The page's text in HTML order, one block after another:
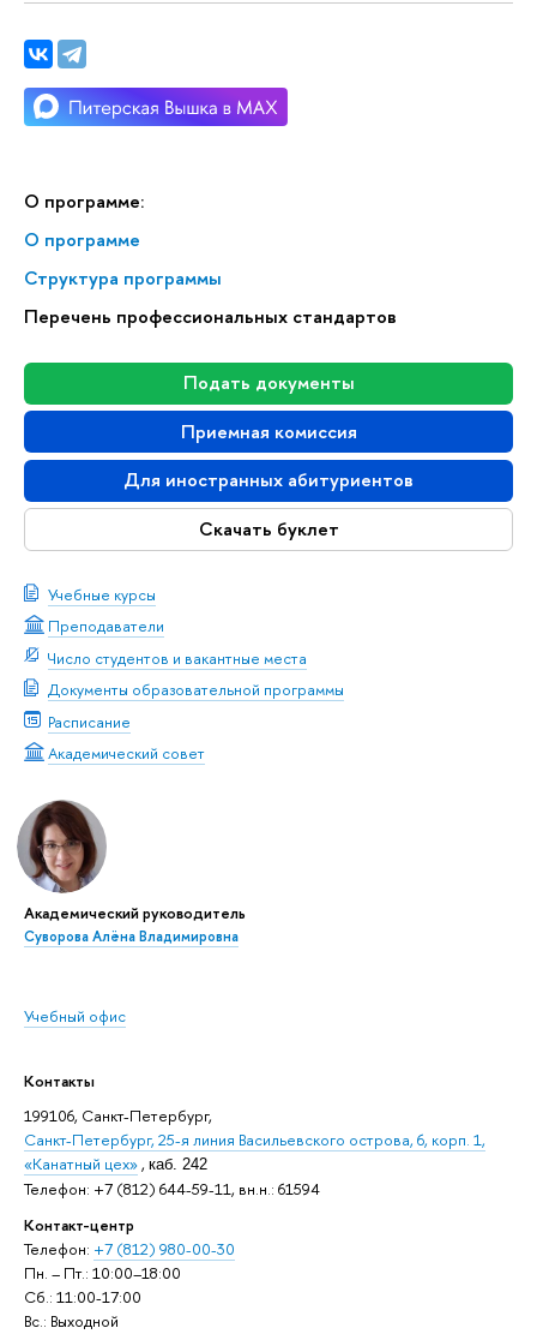
О программе:
О программе
Структура программы
Перечень профессиональных стандартов
Подать документы
Приемная комиссия
Для иностранных абитуриентов
Скачать буклет
Учебные курсы
Преподаватели
Число студентов и вакантные места
Документы образовательной программы
Расписание
Академический совет
Академический руководитель
Суворова Алёна Владимировна
Учебный офис
Контакты
199106, Санкт-Петербург,
Санкт-Петербург, 25-я линия Васильевского острова, 6, корп. 1,
«Канатный цех», каб. 242
Телефон: +7 (812) 644-59-11, вн.н.: 61594
Контакт-центр
Телефон: +7 (812) 980-00-30
Пн. – Пт.: 10:00–18:00
Сб.: 11:00-17:00
Вс.: Выходной